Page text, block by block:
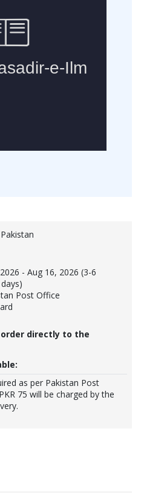
- Aug 16, 2026 (3-6
Post Office
directly to the
as per Pakistan Post
75 will be charged by the